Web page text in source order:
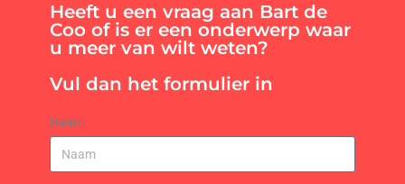
Heeft u een vraag aan Bart de
Coo of is er een onderwerp waar
u meer van wilt weten?
Vul dan het formulier in
Naam